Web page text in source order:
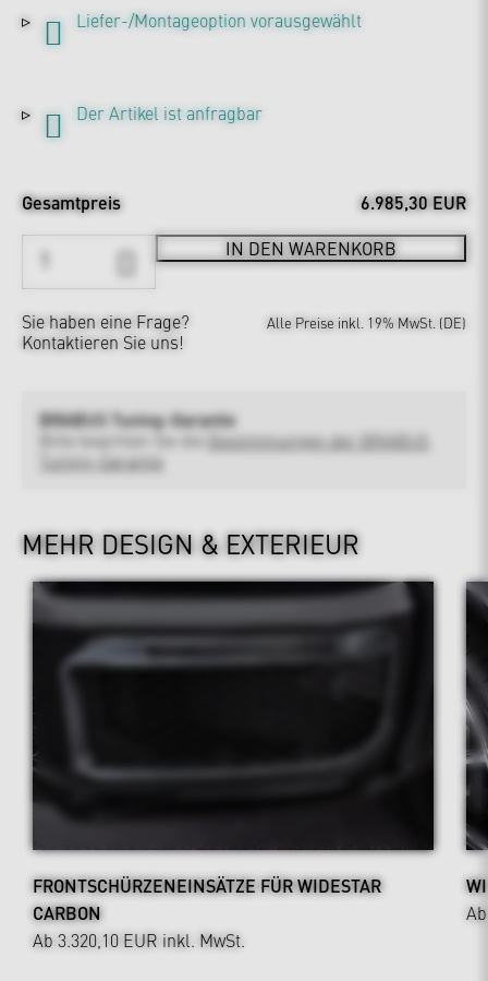
Liefer-/Montageoption vorausgewählt
Der Artikel ist anfragbar
Gesamtpreis 6.985,30 EUR
IN DEN WARENKORB
Sie haben eine Frage?
Kontaktieren Sie uns!
Alle Preise inkl. 19% MwSt. (DE)
BRABUS Tuning-Garantie
Bitte beachten Sie die
Bestimmungen der BRABUS
Tuning-Garantie
MEHR DESIGN & EXTERIEUR
FRONTSCHÜRZENEINSÄTZE FÜR WIDESTAR
CARBON
Ab 3.320,10 EUR inkl. MwSt.